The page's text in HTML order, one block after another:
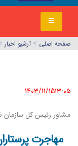
صفحه اصلي > آرشیو اخبار
1403/11/15١٣:٠٥
مشاور رئیس کل سازمان
مهاجرت